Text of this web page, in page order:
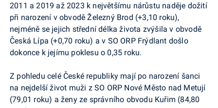
2011 a 2019 až 2023 k největšímu nárůstu naděje dožití
při narození v obvodě Železný Brod (+3,10 roku),
nejméně se jejich střední délka života zvýšila v obvodě
Česká Lípa (+0,70 roku) a v SO ORP Frýdlant došlo
dokonce k jejímu poklesu o 0,35 roku.
Z pohledu celé České republiky mají po narození šanci
na nejdelší život muži z SO ORP Nové Město nad Metují
(79,01 roku) a ženy ze správního obvodu Kuřim (84,80